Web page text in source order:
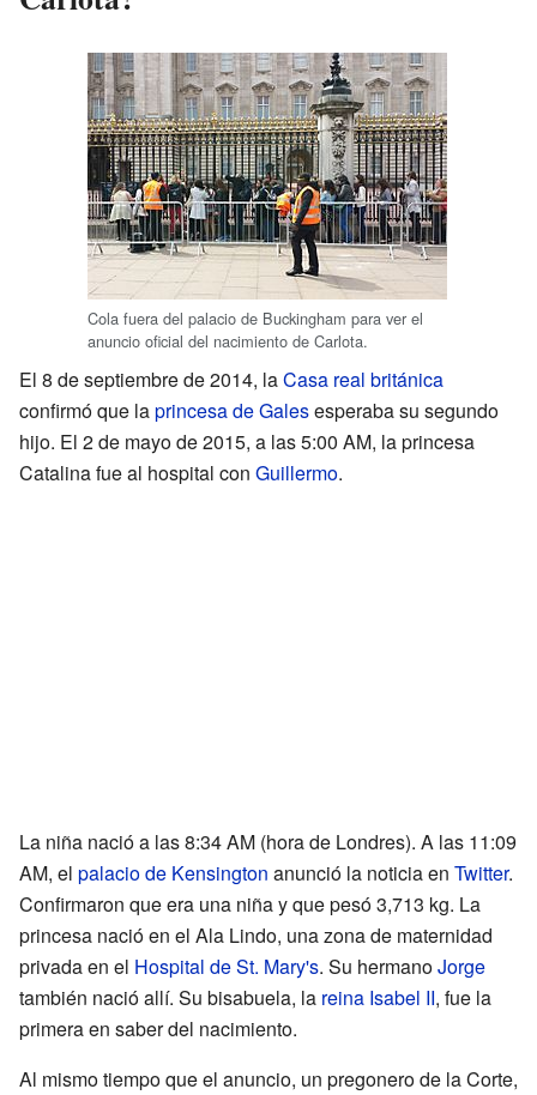
Cola fuera del palacio de Buckingham para ver el
anuncio oficial del nacimiento de Carlota.
El 8 de septiembre de 2014, laCasa real británica
confirmó que laprincesa de Galesesperaba su segundo
hijo. El 2 de mayo de 2015, a las 5:00 AM, la princesa
Catalina fue al hospital con Guillermo.
La niña nació a las 8:34 AM (hora de Londres). A las 11:09
AM, el palacio de Kensington anunció la noticia en Twitter.
Confirmaron que era una niña y que pesó 3,713 kg. La
princesa nació en el Ala Lindo, una zona de maternidad
privada en el Hospital de St. Mary's. Su hermanoJorge
también nació allí. Su bisabuela, la reina Isabel II, fue la
primera en saber del nacimiento.
Al mismo tiempo que el anuncio, un pregonero de la Corte,